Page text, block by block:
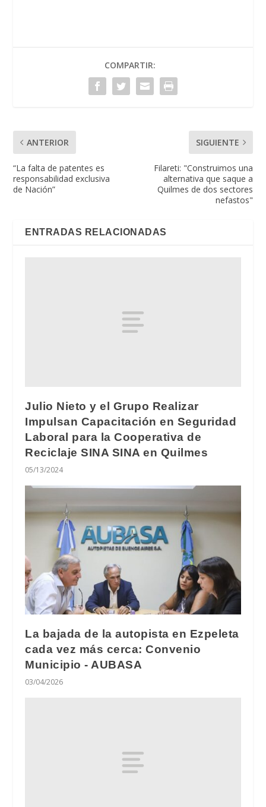
COMPARTIR:
ANTERIOR
“La falta de patentes es
responsabilidad exclusiva
de Nación”
SIGUIENTE
Filareti: "Construimos una
alternativa que saque a
Quilmes de dos sectores
nefastos"
ENTRADAS RELACIONADAS
Julio Nieto y el Grupo Realizar
Impulsan Capacitación en Seguridad
Laboral para la Cooperativa de
Reciclaje SINA SINA en Quilmes
05/13/2024
La bajada de la autopista en Ezpeleta
cada vez más cerca: Convenio
Municipio - AUBASA
03/04/2026